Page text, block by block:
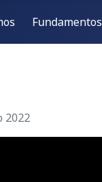
Fundamentos
2022